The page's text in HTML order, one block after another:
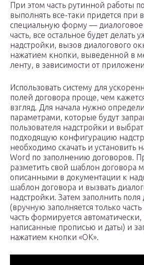
При этом часть рутинной работы
выполнять все-таки придется при
специальную форму —
часть, все остальное будет делать
надстройки, вызов диалогового
нажатием кнопки, выведенной в
ленту, в зависимости от
Использовать систему для
полей договора проще, чем
взгляд. Для начала нужно
параметрами, которые будут
пользователя надстройки и
подходящую конфигурацию
необходимо скачать и установить
Word по заполнению договоров.
разметить свой шаблон договора
описанными в документации к
шаблон договора и вызвать
надстройки. Затем заполнить поля
(вручную заполняется только
часть формируется
написанные прописью и даты) и
нажатием кнопки «OK».